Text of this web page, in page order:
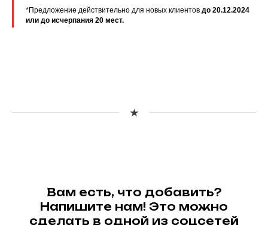
*Предложение действительно для новых клиентов до 20.12.2024
или до исчерпания 20 мест.
Вам есть, что добавить?
Напишите нам! Это можно
сделать в одной из соцсетей